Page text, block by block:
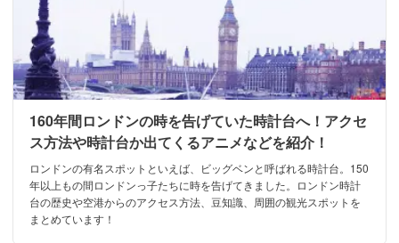
160年間ロンドンの時を告げていた時計台へ！アクセ
ス方法や時計台か出てくるアニメなどを紹介！
ロンドンの有名スポットといえば、ビッグベンと呼ばれる時計台。150
年以上もの間ロンドンっ子たちに時を告げてきました。ロンドン時計
台の歴史や空港からのアクセス方法、豆知識、周囲の観光スポットを
まとめています！